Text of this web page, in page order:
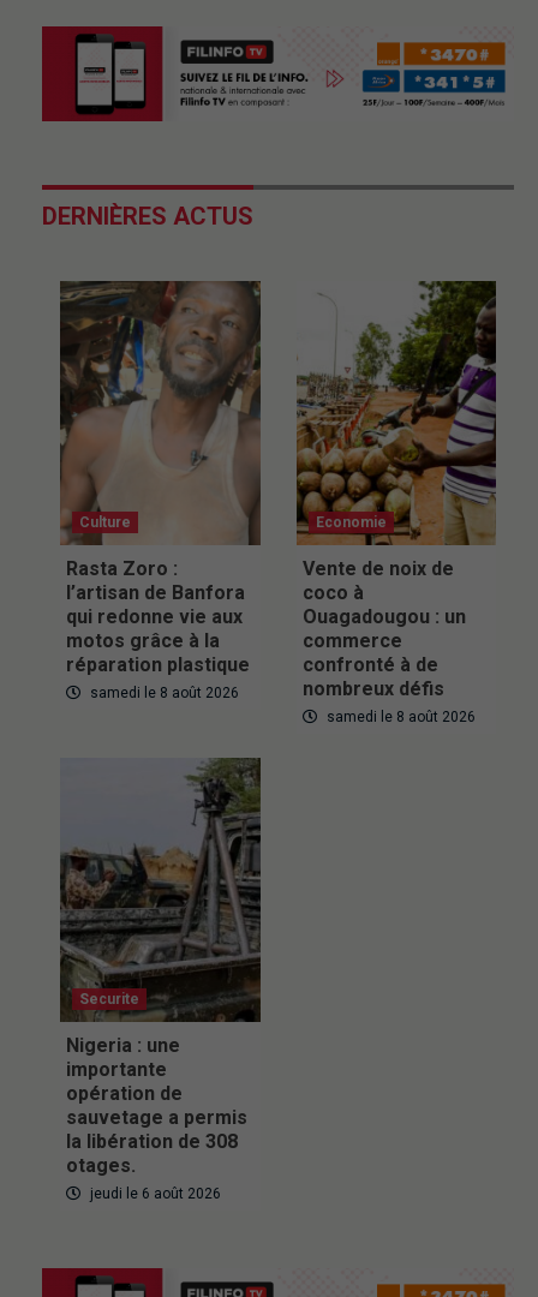
DERNIÈRES ACTUS
Culture
Rasta Zoro :
l’artisan de Banfora
qui redonne vie aux
motos grâce à la
réparation plastique
samedi le 8 août 2026
Economie
Vente de noix de
coco à
Ouagadougou : un
commerce
confronté à de
nombreux défis
samedi le 8 août 2026
Securite
Nigeria : une
importante
opération de
sauvetage a permis
la libération de 308
otages.
jeudi le 6 août 2026